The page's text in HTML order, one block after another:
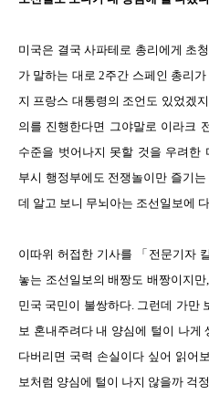
미국은 결국 사파테로 총리에게 초
가 말하는 대로 2주간 스페인 총리
지 프랑스 대통령의 조언도 있었겠
의를 진행한다면 그야말로 이라크
수준을 벗어나지 못할 것을 우려한
부시 행정부에도 전쟁놀이만 즐기
데 알고 보니 무뇌아는 조선일보에
이따위 허접한 기사를 「전문기자
놓는 조선일보의 배짱도 배짱이지
민국 국민이 불쌍하다. 그런데 가만
보 혼내주려다 내 양심에 털이 나게
다버리면 국력 손실이다 싶어 읽어
보처럼 양심에 털이 나지 않을까 걱